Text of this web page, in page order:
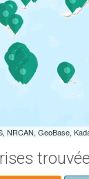
GeoBase,